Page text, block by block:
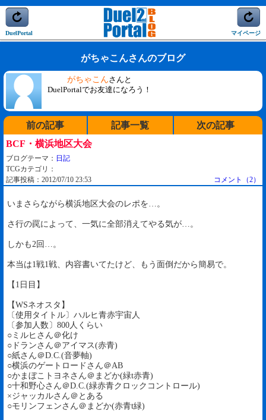
DuelPortal マイページ
がちゃこんさんのブログ
がちゃこんさんと
DuelPortalでお友達になろう！
前の記事 記事一覧
次の記事
BCF・横浜地区大会
ブログテーマ： 日記
TCGカテゴリ：
記事投稿：2012/07/10 23:53
コメント（2）
いまさらながら横浜地区大会のレポを…。
さ行の罠によって、一気に全部消えてやる気が…。
しかも2回…。
本当は1戦1戦、内容書いてたけど、もう面倒だから簡易で。
【1日目】
【WSネオスタ】
〔使用タイトル〕ハルヒ青赤宇宙人
〔参加人数〕800人くらい
○ミルヒさん＠化け
○ドランさん＠アイマス(赤青)
○紙さん＠D.C.(音夢軸)
○横浜のゲートロードさん＠AB
○かまぼこトヨネさん＠まどか(緑t赤青)
○十和野心さん＠D.C.(緑赤青クロックコントロール)
×ジャッカルさん＠とある
○モリンフェンさん＠まどか(赤青t緑)